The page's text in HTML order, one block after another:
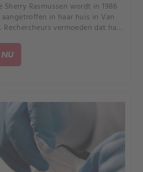
Rasmussen wordt in 1986
in haar huis in Van
vermoeden dat haar